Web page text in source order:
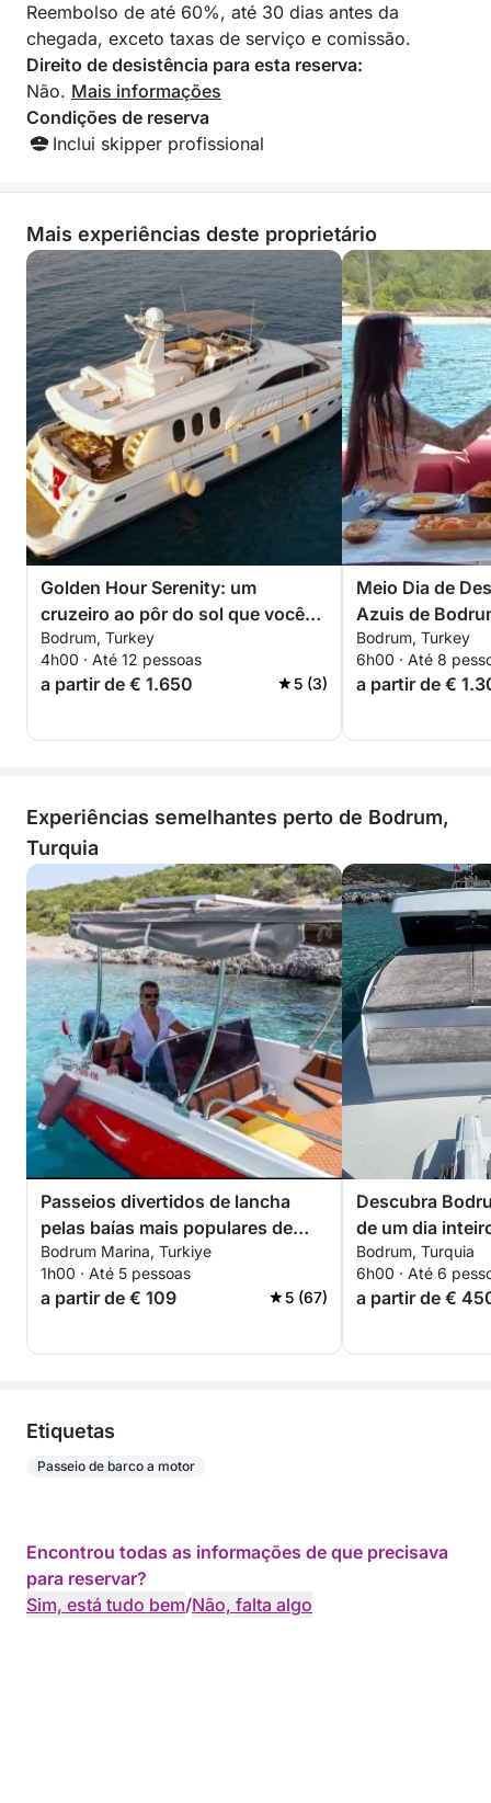
Reembolso de até 60%, até 30 dias antes da
chegada, exceto taxas de serviço e comissão.
Direito de desistência para esta reserva:
Não. Mais informações
Condições de reserva
Inclui skipper profissional
Mais experiências deste proprietário
Golden Hour Serenity: um
cruzeiro ao pôr do sol que você
nunca vai esquecer
Bodrum, Turkey
4h00 · Até 12 pessoas
a partir de € 1.650 5 (3)
Meio Dia de
Azuis de
Tranquila em
Elegante
Bodrum, Turkey
6h00 · Até 8
a partir de €
Experiências semelhantes perto de Bodrum,
Turquia
Passeios divertidos de lancha
pelas baías mais populares de
Bodrum.
Bodrum Marina, Turkiye
1h00 · Até 5 pessoas
a partir de € 109 5 (67)
Descubra
de um dia
Bodrum, Turquia
6h00 · Até 6
a partir de €
Etiquetas
Passeio de barco a motor
Encontrou todas as informações de que precisava
para reservar?
Sim, está tudo bem/Não, falta algo